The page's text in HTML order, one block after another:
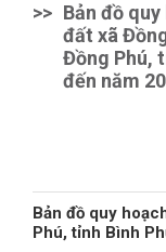
>> Bản đồ
đất xã
Đồng Phú,
đến năm
Bản đồ quy
Phú, tỉnh Bình